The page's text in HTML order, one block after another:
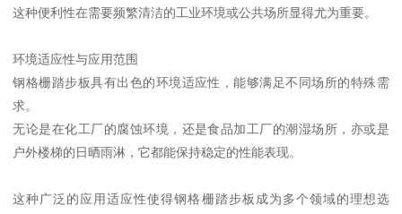
这种便利性在需要频繁清洁的工业环境或公共场所显得尤为重要。
环境适应性与应用范围
钢格栅踏步板具有出色的环境适应性，能够满足不同场所的特殊需
求。
无论是在化工厂的腐蚀环境，还是食品加工厂的潮湿场所，亦或是
户外楼梯的日晒雨淋，它都能保持稳定的性能表现。
这种广泛的应用适应性使得钢格栅踏步板成为多个领域的理想选